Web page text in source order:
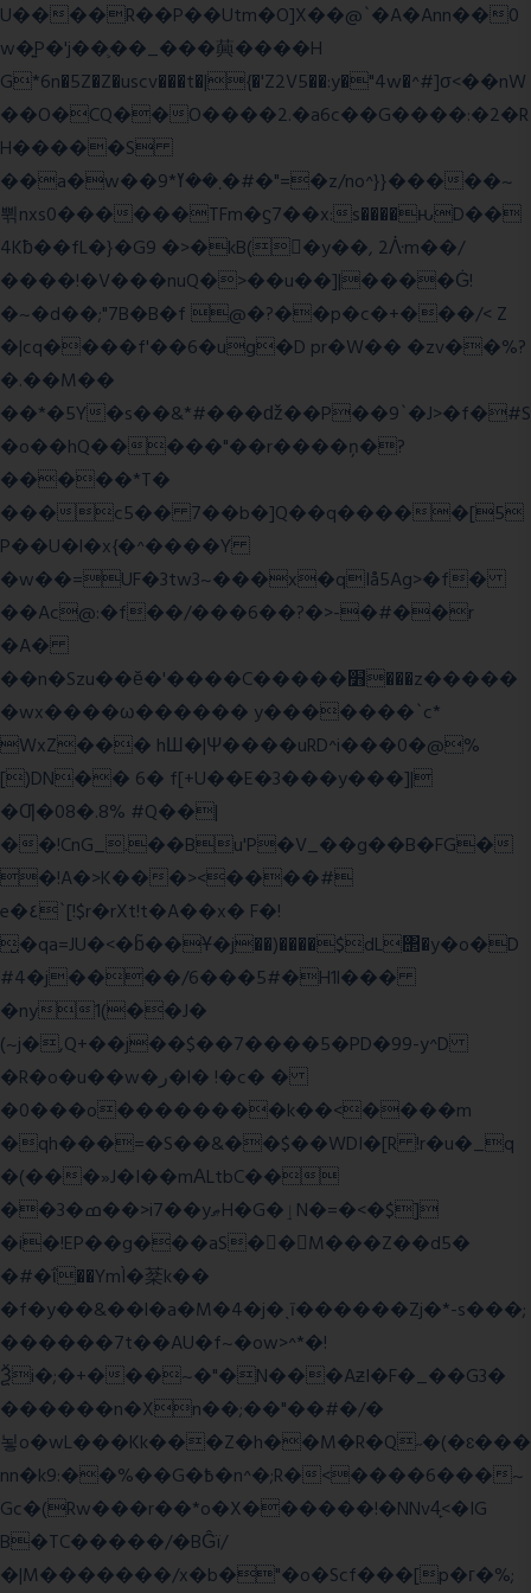
U����R��P��Utm�O]X��@`�A�Ann��0
w�͍P�'j��֛��_���䕟����H
G*6n�5Z�Z�uscv���t�|{�'Z2V5��:y�"4w�^#]σ<��nW
��O�CQ��O����2.�a6c��G����:�2�R
H�����S
��a�w��9*܂��ߌ�#�"=�z/no^}}�����~
쀢nxs0������TFm�ϛ7��x:s����ԋD��
4Kƀ��fL�}�G9 �>�kB(�ِy��, 2ᐿm��/
����!�V���nuQ�>��u��]|����Ġ!
�~�d��;"7B�B�f @�?��p�c�+���/< Z
�|cq����f'��6�ug�D pr�W�� �zv��%?
�.��M��
��*�5Y�s��&*#���ǆ��P��9`�J>�f�#S
�o��hQ�����"��r����ņ�?
�����*T�
���c5�� 7��b�]Q��q�����[5
P��U�l�x{�^����Y
�w��=UF�3tw3~���x�qIå5Ag>�f�
��Ac@:�f��/���6��?�>-�#��r
�A�
��n�Szu��ӗ�'����C�����׻���z�����
�wx����ω������ y�������`c*
WxZ��� hШ�|Ψ����uRD^i���0�@%
[)DN�� 6� f[+U��E�3���y���]|
�Ƣ�08�.8% #Q��|
��!CnG_.��Bu'P�V_��g��B�FG�
�!A�>K���><����#
e�٤`[!$r�rXt!t�A��x� F�!
̮�qa=JU�<�b̃��Ұ�j��)����$dL΢�y�o�D
#4�j����/6���5#�H1l���
�ny1(��J�
(~j�,Q+��j��$��7����5�PD�99-y^D
�R�o�u��w�ر�l� !�c� �
�0���o��������k��<����m
�qh���=�S��&��$��WDI�[R !r�u�_q
�(���»J�I��mΑLtbC��
��3�ߘ��>i7��yޠH�G�ٳN�=�<�$]
�i�!EP��g���aS��M���Z��d5�
�#�ΐ��YmÌ�棻k��
�f�y��&��l�a�M�4�j�ˎī������Zj�*-s���;
������7t� �AU�f~�ow>^*�!
Ѯi�;�+���~�"�N���AƶI�F�_��G3�
������n�Xn��;��"��#�/�
뇧o�wL���Kk���Z�h��M�R�Q˶�(�ɛ���
nn�k9:��%��G�߿�n^�;R�<����6���~
Gc�(Rw���r��*o�X������!�NNv4̙<�IG
B�TC�����/�BĜï/
�|M�������/x�b�"�o�Scf���[p�г�%;